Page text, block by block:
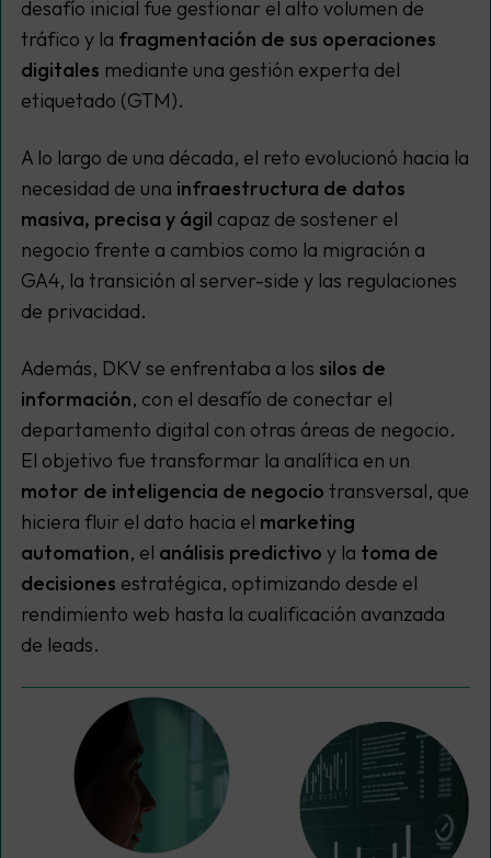
desafío inicial fue gestionar el alto volumen de
tráfico y la fragmentación de sus operaciones
digitales mediante una gestión experta del
etiquetado (GTM).
A lo largo de una década, el reto evolucionó hacia la
necesidad de una infraestructura de datos
masiva, precisa y ágil capaz de sostener el
negocio frente a cambios como la migración a
GA4, la transición al server-side y las regulaciones
de privacidad.
Además, DKV se enfrentaba a los silos de
información, con el desafío de conectar el
departamento digital con otras áreas de negocio.
El objetivo fue transformar la analítica en un
motor de inteligencia de negocio transversal, que
hiciera fluir el dato hacia el marketing
automation, el análisis predictivo y la toma de
decisiones estratégica, optimizando desde el
rendimiento web hasta la cualificación avanzada
de leads.